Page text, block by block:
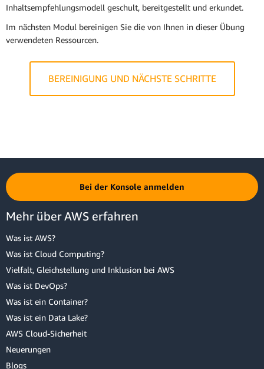
Runaus.
Kopieren Sie den folgenden Code in Ihr Notebook und wählen Sie
Führen Sie den folgenden Code aus, um die Themenverteilung
darzustellen:
Inhaltsempfehlungsmodell geschult, bereitgestellt und erkundet.
Im nächsten Modul bereinigen Sie die von Ihnen in dieser Übung
verwendeten Ressourcen.
BEREINIGUNG UND NÄCHSTE SCHRITTE
Bei der Konsole anmelden
Mehr über AWS erfahren
Was ist AWS?
Was ist Cloud Computing?
Vielfalt, Gleichstellung und Inklusion bei AWS
Was ist DevOps?
Was ist ein Container?
Was ist ein Data Lake?
AWS Cloud-Sicherheit
Neuerungen
Blogs